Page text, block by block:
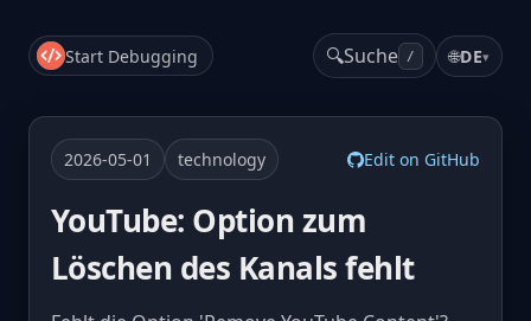
Start Debugging 🔍Suche / 🌐DE▾
2026-05-01 technology Edit on GitHub
YouTube: Option zum
Löschen des Kanals fehlt